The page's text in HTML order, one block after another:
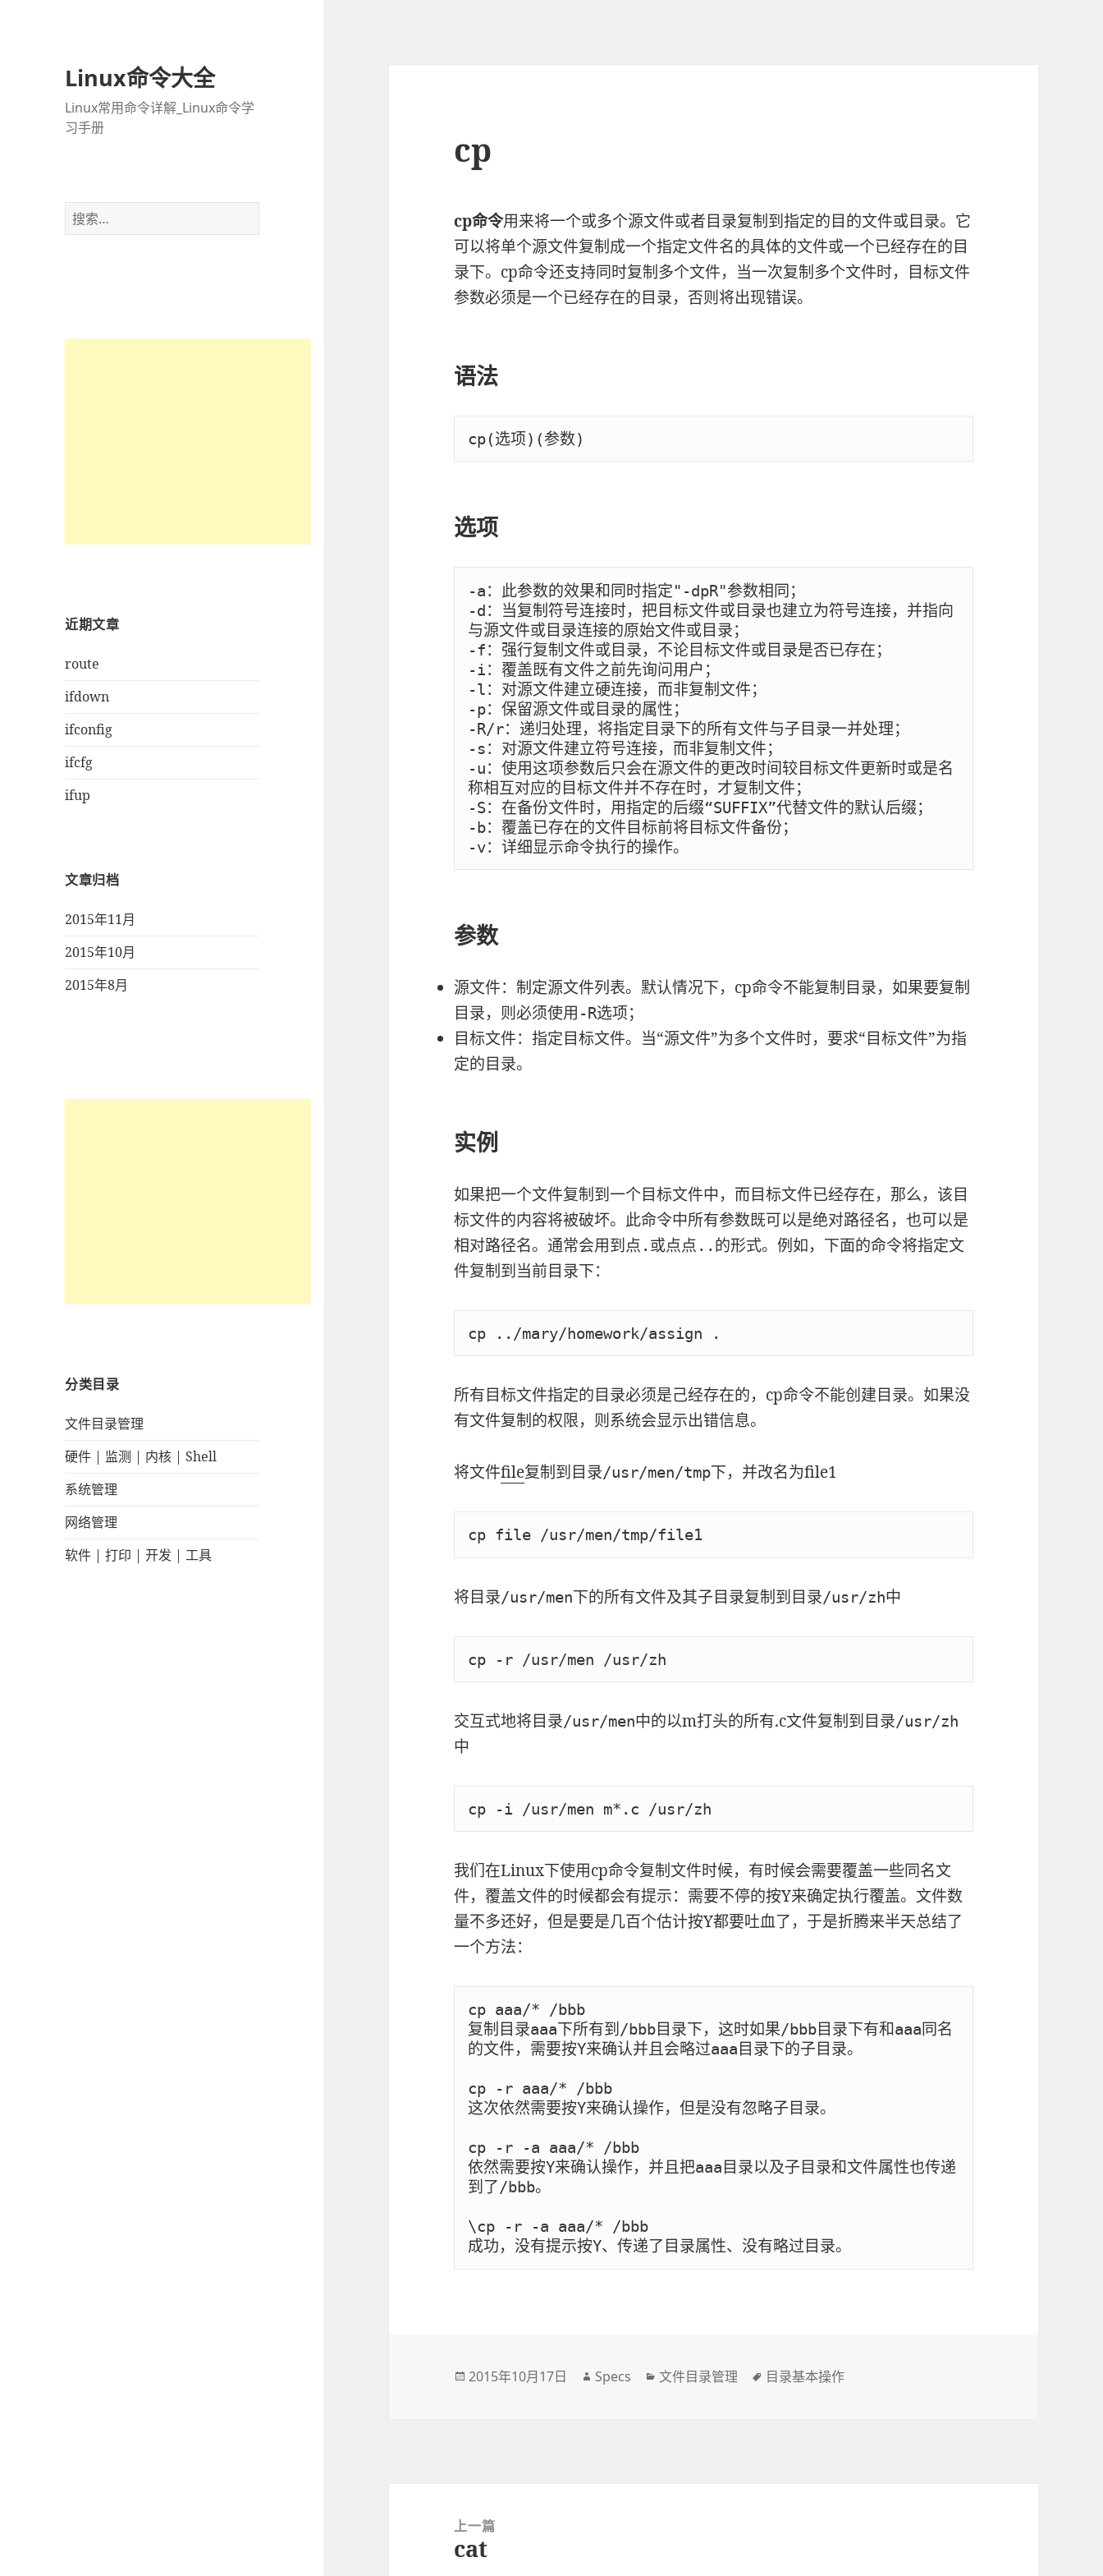
Linux命令大全
Linux常用命令详解_Linux命令学
习手册
搜
索
近期文章
route
ifdown
ifconfig
ifcfg
ifup
文章归档
2015年11月
2015年10月
2015年8月
分类目录
文件目录管理
硬件 | 监测 | 内核 | Shell
系统管理
网络管理
软件 | 打印 | 开发 | 工具
cp
cp命令用来将一个或多个源文件或者目录复制到指定的目的文件或目录。它
可以将单个源文件复制成一个指定文件名的具体的文件或一个已经存在的目
录下。cp命令还支持同时复制多个文件，当一次复制多个文件时，目标文件
参数必须是一个已经存在的目录，否则将出现错误。
语法
cp(选项)(参数)
选项
-a：此参数的效果和同时指定"-dpR"参数相同；
-d：当复制符号连接时，把目标文件或目录也建立为符号连接，并指向
与源文件或目录连接的原始文件或目录；
-f：强行复制文件或目录，不论目标文件或目录是否已存在；
-i：覆盖既有文件之前先询问用户；
-l：对源文件建立硬连接，而非复制文件；
-p：保留源文件或目录的属性；
-R/r：递归处理，将指定目录下的所有文件与子目录一并处理；
-s：对源文件建立符号连接，而非复制文件；
-u：使用这项参数后只会在源文件的更改时间较目标文件更新时或是名
称相互对应的目标文件并不存在时，才复制文件；
-S：在备份文件时，用指定的后缀“SUFFIX”代替文件的默认后缀；
-b：覆盖已存在的文件目标前将目标文件备份；
-v：详细显示命令执行的操作。
参数
源文件：制定源文件列表。默认情况下，cp命令不能复制目录，如果要复制
目录，则必须使用 -R选项；
目标文件：指定目标文件。当“源文件”为多个文件时，要求“目标文件”为指
定的目录。
实例
如果把一个文件复制到一个目标文件中，而目标文件已经存在，那么，该目
标文件的内容将被破坏。此命令中所有参数既可以是绝对路径名，也可以是
相对路径名。通常会用到点 . 或点点 .. 的形式。例如，下面的命令将指定文
件复制到当前目录下：
cp ../mary/homework/assign .
所有目标文件指定的目录必须是己经存在的，cp命令不能创建目录。如果没
有文件复制的权限，则系统会显示出错信息。
将文件file复制到目录/usr/men/tmp下，并改名为file1
cp file /usr/men/tmp/file1
将目录/usr/men下的所有文件及其子目录复制到目录/usr/zh中
cp -r /usr/men /usr/zh
交互式地将目录/usr/men中的以m打头的所有.c文件复制到目录/usr/zh
中
cp -i /usr/men m*.c /usr/zh
我们在Linux下使用cp命令复制文件时候，有时候会需要覆盖一些同名文
件，覆盖文件的时候都会有提示：需要不停的按Y来确定执行覆盖。文件数
量不多还好，但是要是几百个估计按Y都要吐血了，于是折腾来半天总结了
一个方法：
cp aaa/* /bbb
复制目录aaa下所有到/bbb目录下，这时如果/bbb目录下有和aaa同名
的文件，需要按Y来确认并且会略过aaa目录下的子目录。
cp -r aaa/* /bbb
这次依然需要按Y来确认操作，但是没有忽略子目录。
cp -r -a aaa/* /bbb
依然需要按Y来确认操作，并且把aaa目录以及子目录和文件属性也传递
到了/bbb。
\cp -r -a aaa/* /bbb
成功，没有提示按Y、传递了目录属性、没有略过目录。
发
2015年10月17日
作
Specs
分
文件目录管理
标
目录基本操作
上一篇
上
cat